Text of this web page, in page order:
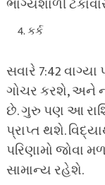
ભાગ્યશાળી
કર્ક
સવારે 7:42
ગોચર કરશે, અને
છે. ગુરુ પણ આ
પ્રાપ્ત થશે.
પરિણામો જોવા
સામાન્ય રહેશે.